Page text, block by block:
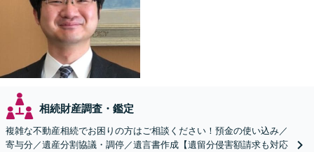
相続財産調査・鑑定
複雑な不動産相続でお困りの方はご相談ください！預金の使い込み／
寄与分／遺産分割協議・調停／遺言書作成【遺留分侵害額請求も対応